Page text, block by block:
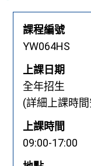
課程編號
YW064HS
上課日期
全年招生
(詳細上課時
上課時間
09:00-17:00